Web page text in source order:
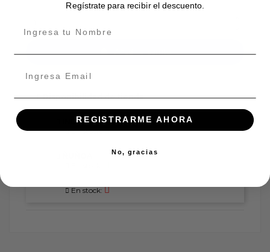
Añadir al carrito
Disponibilidad de tienda
INDEPENDENCIA
En stock:
En stock:
Regístrate para recibir el descuento.
REGISTRARME AHORA
No, gracias